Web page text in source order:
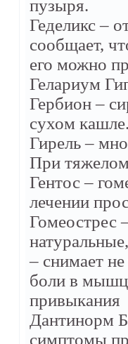
пузыря.
Геделикс –
сообщает,
его можно
Гелариум
Гербион –
сухом кашле.
Гирель –
При
Гентос –
лечении
Гомеострес
– снимает
боли в
привыкания
Дантинорм
симптомы